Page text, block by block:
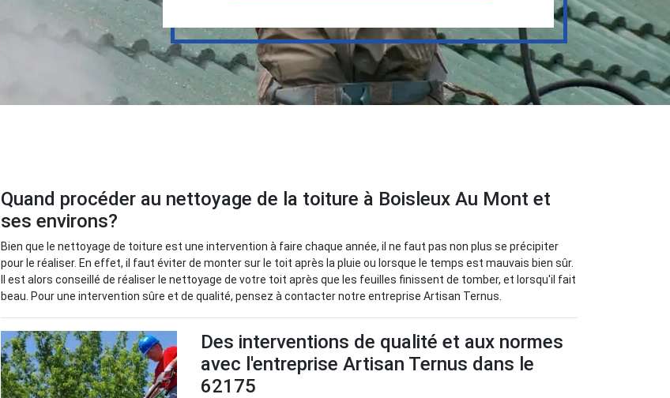
Quand procéder au nettoyage de la toiture à Boisleux Au Mont et
ses environs?
Bien que le nettoyage de toiture est une intervention à faire chaque année, il ne faut pas non plus se précipiter
pour le réaliser. En effet, il faut éviter de monter sur le toit après la pluie ou lorsque le temps est mauvais bien sûr.
Il est alors conseillé de réaliser le nettoyage de votre toit après que les feuilles finissent de tomber, et lorsqu'il fait
beau. Pour une intervention sûre et de qualité, pensez à contacter notre entreprise Artisan Ternus.
Des interventions de qualité et aux normes
avec l'entreprise Artisan Ternus dans le
62175